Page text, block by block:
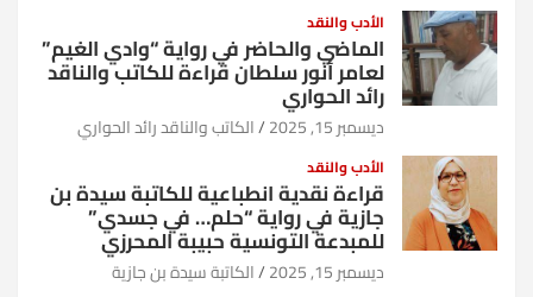
الأدب والنقد
الماضي والحاضر في رواية “وادي الغيم”
لعامر أنور سلطان قراءة للكاتب والناقد
رائد الحواري
ديسمبر 15, 2025 الكاتب والناقد رائد الحواري
الأدب والنقد
قراءة نقدية انطباعية للكاتبة سيدة بن
جازية في رواية “حلم… في جسدي”
للمبدعة التونسية حبيبة المحرزي
ديسمبر 15, 2025 الكاتبة سيدة بن جازية